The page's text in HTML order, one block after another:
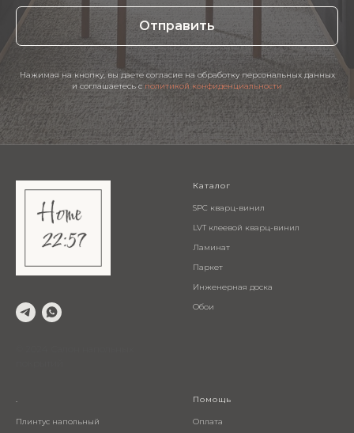
Отправить
Нажимая на кнопку, вы даете согласие на обработку персональных данных
и соглашаетесь c политикой конфиденциальности
Каталог
SPC кварц-винил
LVT клеевой кварц-винил
Ламинат
Паркет
Инженерная доска
Обои
.
Плинтус напольный
Помощь
Оплата